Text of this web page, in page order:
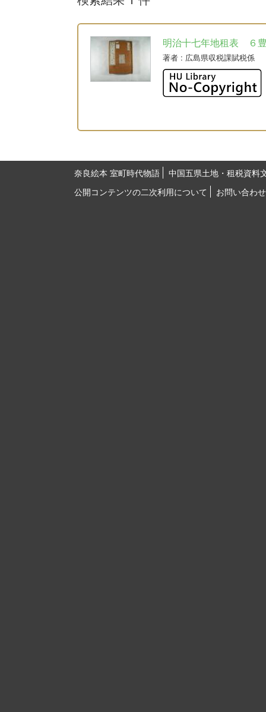
明治十七年地租表 ６
著者 : 広島県収税課賦税係
奈良絵本 室町時代物語
中国五県土地・租税資料
公開コンテンツの二次利用について
お問い合わせ